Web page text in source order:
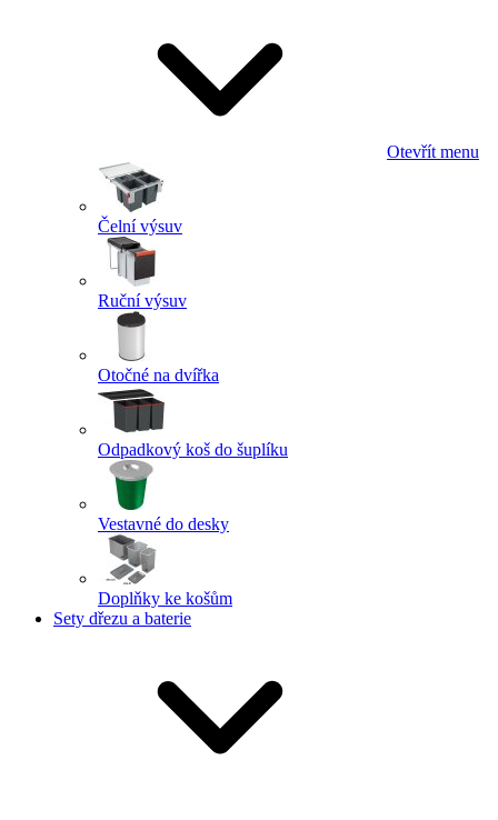
Otevřít menu
Čelní výsuv
Ruční výsuv
Otočné na dvířka
Odpadkový koš do šuplíku
Vestavné do desky
Doplňky ke košům
Sety dřezu a baterie